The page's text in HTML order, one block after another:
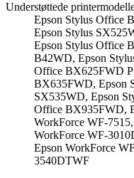
Understøttede
Epson Stylus Office
Epson Stylus
Epson Stylus Office
B42WD, Epson
Office BX625FWD
BX635FWD, Epson
SX535WD, Epson
Office BX935FWD,
WorkForce WF-
WorkForce WF-
Epson WorkForce
3540DTWF